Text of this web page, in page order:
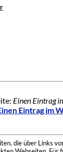
Einen Eintrag
Eintrag im
die über Links